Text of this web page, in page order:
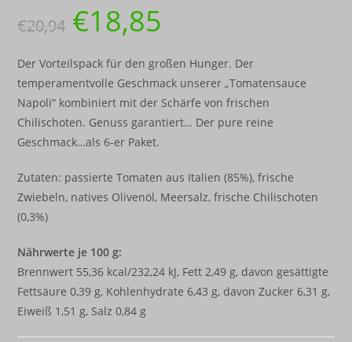
€20,94 €18,85
Der Vorteilspack für den großen Hunger. Der
temperamentvolle Geschmack unserer „Tomatensauce
Napoli“ kombiniert mit der Schärfe von frischen
Chilischoten. Genuss garantiert… Der pure reine
Geschmack…als 6-er Paket.
Zutaten: passierte Tomaten aus Italien (85%), frische
Zwiebeln, natives Olivenöl, Meersalz, frische Chilischoten
(0,3%)
Nährwerte je 100 g:
Brennwert 55,36 kcal/232,24 kJ, Fett 2,49 g, davon gesättigte
Fettsäure 0,39 g, Kohlenhydrate 6,43 g, davon Zucker 6,31 g,
Eiweiß 1,51 g, Salz 0,84 g